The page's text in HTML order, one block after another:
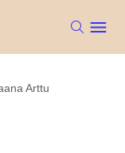
Arttu